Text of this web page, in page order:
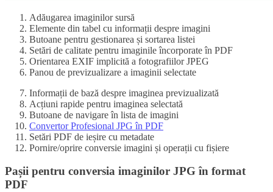
Adăugarea imaginilor sursă
Elemente din tabel cu informații despre imagini
Butoane pentru gestionarea și sortarea listei
Setări de calitate pentru imaginile încorporate în PDF
Orientarea EXIF implicită a fotografiilor JPEG
Panou de previzualizare a imaginii selectate
Informații de bază despre imaginea previzualizată
Acțiuni rapide pentru imaginea selectată
Butoane de navigare în lista de imagini
Convertor Profesional JPG în PDF
Setări PDF de ieșire cu metadate
Pornire/oprire conversie imagini și operații cu fișiere
Pașii pentru conversia imaginilor JPG în format
PDF